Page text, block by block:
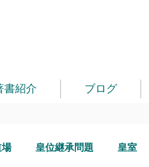
書紹介 ブログ
場 皇位継承問題 皇室